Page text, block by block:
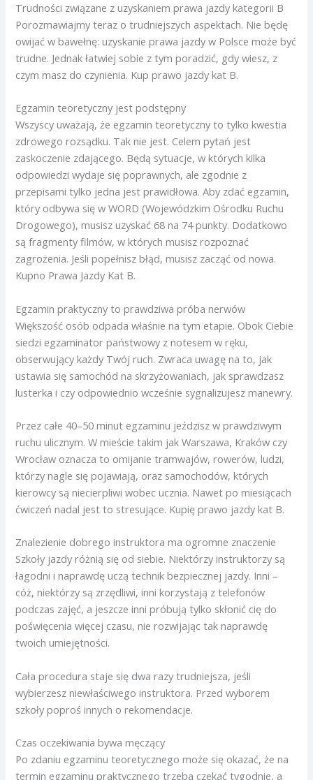
Trudności związane z uzyskaniem prawa jazdy kategorii B
Porozmawiajmy teraz o trudniejszych aspektach. Nie będę
owijać w bawełnę: uzyskanie prawa jazdy w Polsce może być
trudne. Jednak łatwiej sobie z tym poradzić, gdy wiesz, z
czym masz do czynienia. Kup prawo jazdy kat B.
Egzamin teoretyczny jest podstępny
Wszyscy uważają, że egzamin teoretyczny to tylko kwestia
zdrowego rozsądku. Tak nie jest. Celem pytań jest
zaskoczenie zdającego. Będą sytuacje, w których kilka
odpowiedzi wydaje się poprawnych, ale zgodnie z
przepisami tylko jedna jest prawidłowa. Aby zdać egzamin,
który odbywa się w WORD (Wojewódzkim Ośrodku Ruchu
Drogowego), musisz uzyskać 68 na 74 punkty. Dodatkowo
są fragmenty filmów, w których musisz rozpoznać
zagrożenia. Jeśli popełnisz błąd, musisz zacząć od nowa.
Kupno Prawa Jazdy Kat B.
Egzamin praktyczny to prawdziwa próba nerwów
Większość osób odpada właśnie na tym etapie. Obok Ciebie
siedzi egzaminator państwowy z notesem w ręku,
obserwujący każdy Twój ruch. Zwraca uwagę na to, jak
ustawia się samochód na skrzyżowaniach, jak sprawdzasz
lusterka i czy odpowiednio wcześnie sygnalizujesz manewry.
Przez całe 40–50 minut egzaminu jeździsz w prawdziwym
ruchu ulicznym. W mieście takim jak Warszawa, Kraków czy
Wrocław oznacza to omijanie tramwajów, rowerów, ludzi,
którzy nagle się pojawiają, oraz samochodów, których
kierowcy są niecierpliwi wobec ucznia. Nawet po miesiącach
ćwiczeń nadal jest to stresujące. Kupię prawo jazdy kat B.
Znalezienie dobrego instruktora ma ogromne znaczenie
Szkoły jazdy różnią się od siebie. Niektórzy instruktorzy są
łagodni i naprawdę uczą technik bezpiecznej jazdy. Inni –
cóż, niektórzy są zrzędliwi, inni korzystają z telefonów
podczas zajęć, a jeszcze inni próbują tylko skłonić cię do
poświęcenia więcej czasu, nie rozwijając tak naprawdę
twoich umiejętności.
Cała procedura staje się dwa razy trudniejsza, jeśli
wybierzesz niewłaściwego instruktora. Przed wyborem
szkoły poproś innych o rekomendacje.
Czas oczekiwania bywa męczący
Po zdaniu egzaminu teoretycznego może się okazać, że na
termin egzaminu praktycznego trzeba czekać tygodnie, a